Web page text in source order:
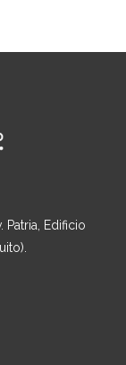
Patria, Edificio